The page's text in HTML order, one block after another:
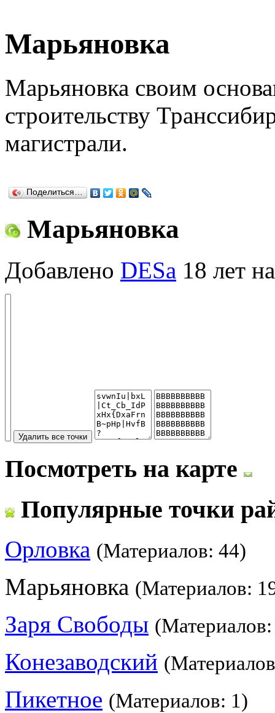
Марьяновка
Марьяновка своим
строительству
магистрали.
Поделиться…
Марьяновка
Добавлено DESa 18 лет
Посмотреть на карте
Популярные точки
Орловка (Материалов: 44)
Марьяновка (Материалов:
Заря Свободы
Конезаводский
Пикетное (Материалов: 1)